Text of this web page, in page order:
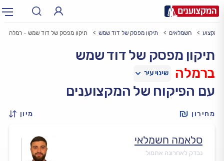
עירעיר: תל אביב, חיפה…
מקצוע חשמלאים תיקון מפסק של דוד שמש תיקון מפסק של דוד שמש - רמלה
תיקון מפסק של דוד שמש
ברמלה
עם הפיקוח של המקצוענים
מחירון מיון
סלאמה חשמלאי
נבדק לאחרונה אתמול